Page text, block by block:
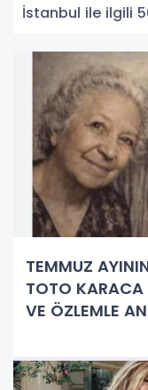
İstanbul ile ilgili
TEMMUZ
TOTO KARACA
VE ÖZLEMLE